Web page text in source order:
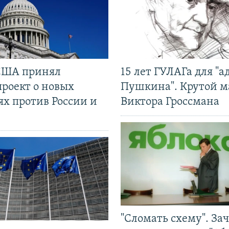
принял
о новых
против России и
15 лет ГУЛАГа для
Пушкина". Крутой
Виктора Гроссмана
"Сломать схему".